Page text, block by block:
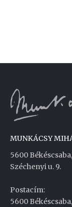
MUNKÁCSY
5600 Békéscsaba,
Széchenyi u. 9.
Postacím:
5600